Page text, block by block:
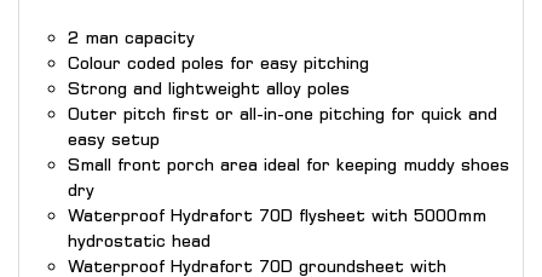
2 man capacity
Colour coded poles for easy pitching
Strong and lightweight alloy poles
Outer pitch first or all-in-one pitching for quick and
easy setup
Small front porch area ideal for keeping muddy shoes
dry
Waterproof Hydrafort 70D flysheet with 5000mm
hydrostatic head
Waterproof Hydrafort 70D groundsheet with